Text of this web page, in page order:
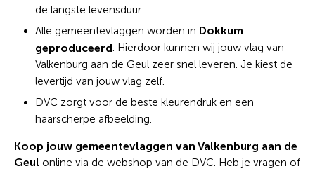
de langste levensduur.
Alle gemeentevlaggen worden in Dokkum
geproduceerd . Hierdoor kunnen wij jouw vlag van
Valkenburg aan de Geul zeer snel leveren. Je kiest de
levertijd van jouw vlag zelf.
DVC zorgt voor de beste kleurendruk en een
haarscherpe afbeelding.
Koop jouw gemeentevlaggen van Valkenburg aan de
Geul online via de webshop van de DVC. Heb je vragen of